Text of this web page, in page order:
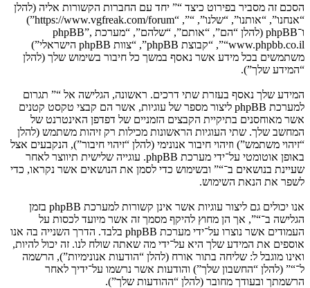
הסכם זה מסביר בפירוט כיצד “” יחד עם החברות הקשורות אליה (להלן
“אנחנו”, “אותנו”, “שלנו”, “”, “https://www.vgfreak.com/forum”)
ו־phpBB (להלן “הם”, “אותם”, “שלהם”, “מערכת phpBB”,
“www.phpbb.co.il”, “קבוצת phpBB”, “צוות phpBB הישראלי”)
משתמשים בכל מידע אשר נאסף במשך כל חיבור בשימוש שלך (להלן
“המידע שלך”).
המידע שלך נאסף בעזרת שתי דרכים. ראשונה, הגלישה אל “” תגרום
למערכת phpBB ליצור מספר של עוגיות, אשר הם קבצי טקסט קטנים
אשר מאוחסנים בתיקיית הקבצים הזמניים של דפדפן האינטרנט של
המחשב שלך. שתי העוגיות הראשונות מכילות רק זיהות משתמש (להלן
“זיהוי משתמש”) וזיהוי חיבור אנונימי (להלן “זיהוי חיבור”), הנקבעים אצל
באופן אוטומטי על־ידי מערכת phpBB. עוגייה שלישית תיווצר לאחר
שעיינת בנושאים ב־“” ובשימוש כדי לסמן את הנושאים אשר נקראו, כדי
לשפר את הנאת השימוש.
אנו יכולים גם ליצור עוגיות אשר אינן קשורות למערכת phpBB בזמן
הגלישה ב־“”, אך הן מחוץ להיקף מסמך זה אשר מיועד לכסות על
העמודים אשר נוצרו על־ידי מערכת phpBB בלבד. הדרך השנייה בה אנו
אוספים את המידע שלך היא על־ידי מה שאתה שולח לנו. זה יכול להיות,
ואינו מוגבל ל: שליחה בתור אורח (להלן “הודעות אנונימיות”), הרשמה
ל־“” (להלן “החשבון שלך”) והודעות אשר נרשמו על־ידיך לאחר
הרשמתך ובעודך מחובר (להלן “ההודעות שלך”).